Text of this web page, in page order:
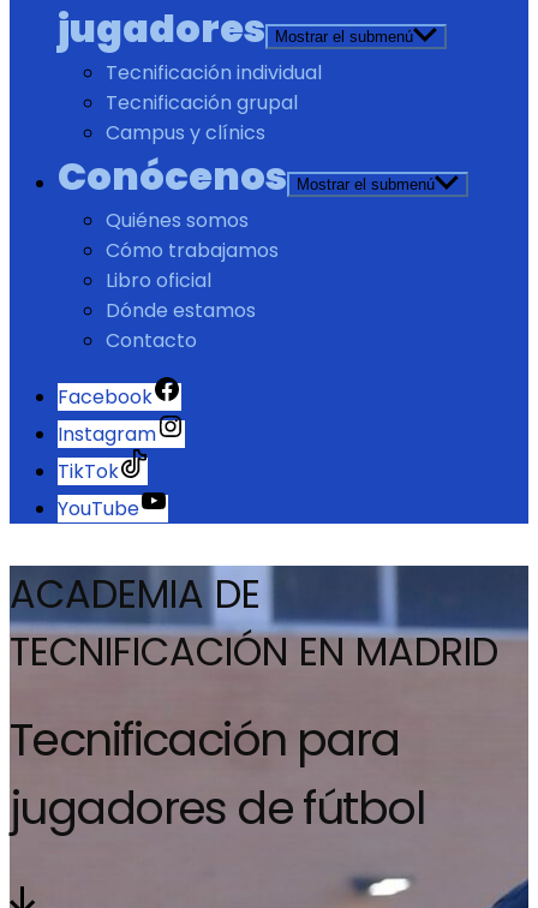
jugadores
Mostrar el submenú
Tecnificación individual
Tecnificación grupal
Campus y clínics
Conócenos Mostrar el submenú
Quiénes somos
Cómo trabajamos
Libro oficial
Dónde estamos
Contacto
Facebook
Instagram
TikTok
YouTube
ACADEMIA DE
TECNIFICACIÓN EN MADRID
Tecnificación para
jugadores de fútbol